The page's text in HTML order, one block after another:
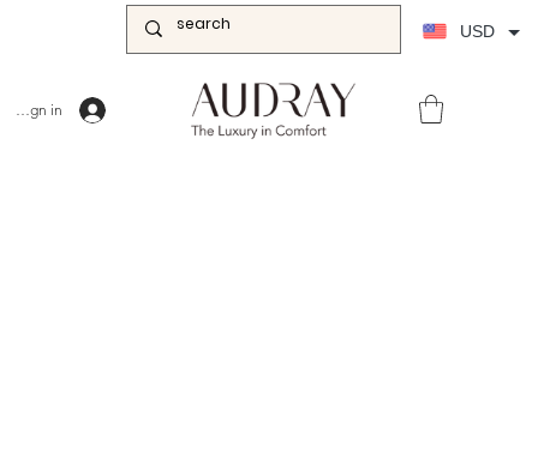
Sign in
USD